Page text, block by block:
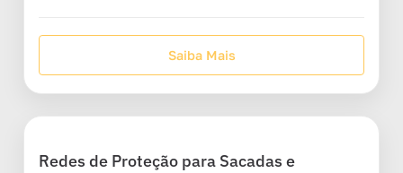
Saiba Mais
Redes de Proteção para Sacadas e